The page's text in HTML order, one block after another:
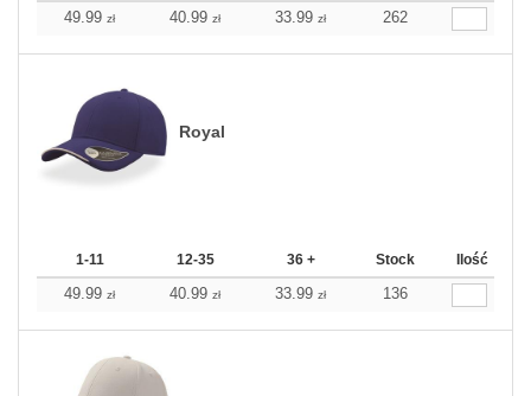
49.99 zł 40.99 zł 33.99 zł 262
Royal
1-11 12-35 36 + Stock Ilość
49.99 zł 40.99 zł 33.99 zł 136